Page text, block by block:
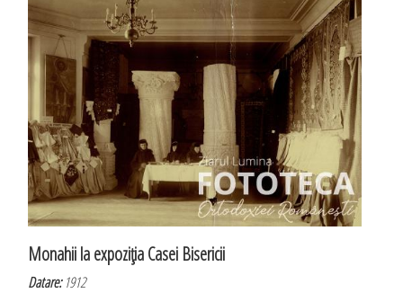
Monahii la expoziţia Casei Bisericii
Datare:1912